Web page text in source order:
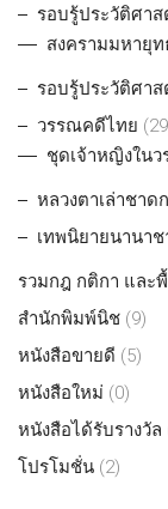
รอบรู้ประวัติศา
สงครามมหายุท
รอบรู้ประวัติศา
วรรณคดีไทย
ชุดเจ้าหญิงใน
หลวงตาเล่าชาดก
เทพนิยายนานาช
รวมกฎ กติกา และ
สำนักพิมพ์นิช (9)
หนังสือขายดี (5)
หนังสือใหม่ (0)
หนังสือได้รับรางวัล
โปรโมชั่น (2)